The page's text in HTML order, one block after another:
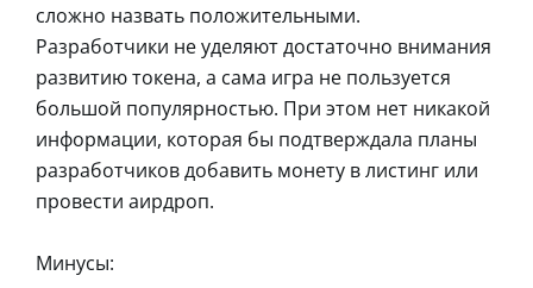
сложно назвать положительными.
Разработчики не уделяют достаточно внимания
развитию токена, а сама игра не пользуется
большой популярностью. При этом нет никакой
информации, которая бы подтверждала планы
разработчиков добавить монету в листинг или
провести аирдроп.
Минусы: